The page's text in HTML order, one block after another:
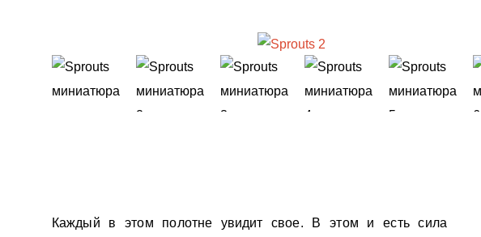
Каждый в этом полотне увидит свое. В этом и есть сила